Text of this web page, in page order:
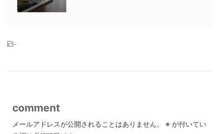
-
comment
メールアドレスが公開されることはありません。 ※ が付いてい